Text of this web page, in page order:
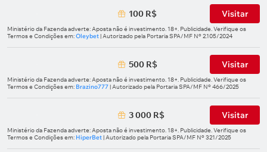
100 R$ Visitar
Ministério da Fazenda adverte: Aposta não é investimento. 18+. Publicidade. Verifique os
Termos e Condições em:Oleybet| Autorizado pela Portaria SPA/MF Nº 2.105/2024
500 R$ Visitar
Ministério da Fazenda adverte: Aposta não é investimento. 18+. Publicidade. Verifique os
Termos e Condições em: Brazino777| Autorizado pela Portaria SPA/MF Nº 466/2025
3 000 R$ Visitar
Ministério da Fazenda adverte: Aposta não é investimento. 18+. Publicidade. Verifique os
Termos e Condições em: HiperBet| Autorizado pela Portaria SPA/MF Nº 321/2025